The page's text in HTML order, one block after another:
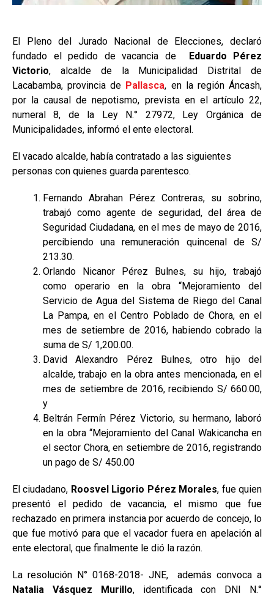
El Pleno del Jurado Nacional de Elecciones, declaró
fundado el pedido de vacancia de Eduardo Pérez
Victorio, alcalde de la Municipalidad Distrital de
Lacabamba, provincia de Pallasca, en la región Áncash,
por la causal de nepotismo, prevista en el artículo 22,
numeral 8, de la Ley N.° 27972, Ley Orgánica de
Municipalidades, informó el ente electoral.
El vacado alcalde, había contratado a las siguientes
personas con quienes guarda parentesco.
Fernando Abrahan Pérez Contreras, su sobrino,
trabajó como agente de seguridad, del área de
Seguridad Ciudadana, en el mes de mayo de 2016,
percibiendo una remuneración quincenal de S/
213.30.
Orlando Nicanor Pérez Bulnes, su hijo, trabajó
como operario en la obra “Mejoramiento del
Servicio de Agua del Sistema de Riego del Canal
La Pampa, en el Centro Poblado de Chora, en el
mes de setiembre de 2016, habiendo cobrado la
suma de S/ 1,200.00.
David Alexandro Pérez Bulnes, otro hijo del
alcalde, trabajo en la obra antes mencionada, en el
mes de setiembre de 2016, recibiendo S/ 660.00,
y
Beltrán Fermín Pérez Victorio, su hermano, laboró
en la obra “Mejoramiento del Canal Wakicancha en
el sector Chora, en setiembre de 2016, registrando
un pago de S/ 450.00
El ciudadano, Roosvel Ligorio Pérez Morales, fue quien
presentó el pedido de vacancia, el mismo que fue
rechazado en primera instancia por acuerdo de concejo, lo
que fue motivó para que el vacador fuera en apelación al
ente electoral, que finalmente le dió la razón.
La resolución N° 0168-2018- JNE, además convoca a
Natalia Vásquez Murillo, identificada con DNI N.°